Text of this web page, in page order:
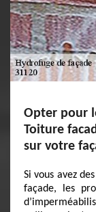
Opter pour
Toiture
sur votre
Si vous avez
façade, les